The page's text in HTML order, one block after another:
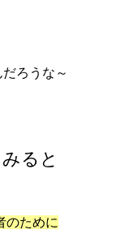
ろうな～
ると
のために